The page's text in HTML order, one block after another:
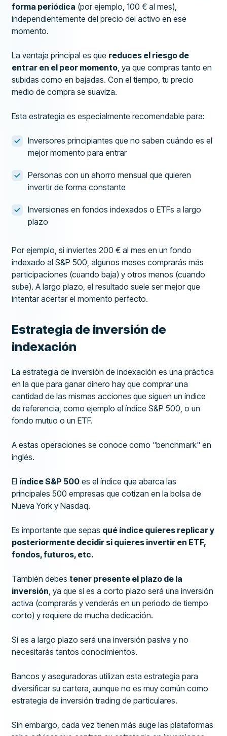
forma periódica (por ejemplo, 100 € al mes),
independientemente del precio del activo en ese
momento.
La ventaja principal es que reduces el riesgo de
entrar en el peor momento, ya que compras tanto en
subidas como en bajadas. Con el tiempo, tu precio
medio de compra se suaviza.
Esta estrategia es especialmente recomendable para:
Inversores principiantes que no saben cuándo es el
mejor momento para entrar
Personas con un ahorro mensual que quieren
invertir de forma constante
Inversiones en fondos indexados o ETFs a largo
plazo
Por ejemplo, si inviertes 200 € al mes en un fondo
indexado al S&P 500, algunos meses comprarás más
participaciones (cuando baja) y otros menos (cuando
sube). A largo plazo, el resultado suele ser mejor que
intentar acertar el momento perfecto.
Estrategia de inversión de
indexación
La estrategia de inversión de indexación es una práctica
en la que para ganar dinero hay que comprar una
cantidad de las mismas acciones que siguen un índice
de referencia, como ejemplo el índice S&P 500, o un
fondo mutuo o un ETF.
A estas operaciones se conoce como "benchmark" en
inglés.
El índice S&P 500 es el índice que abarca las
principales 500 empresas que cotizan en la bolsa de
Nueva York y Nasdaq.
Es importante que sepas qué índice quieres replicar y
posteriormente decidir si quieres invertir en ETF,
fondos, futuros, etc.
También debestener presente el plazo de la
inversión, ya que si es a corto plazo será una inversión
activa (comprarás y venderás en un periodo de tiempo
corto) y requiere de mucha dedicación.
Si es a largo plazo será una inversión pasiva y no
necesitarás tantos conocimientos.
Bancos y aseguradoras utilizan esta estrategia para
diversificar su cartera, aunque no es muy común como
estrategia de inversión trading de particulares.
Sin embargo, cada vez tienen más auge las plataformas